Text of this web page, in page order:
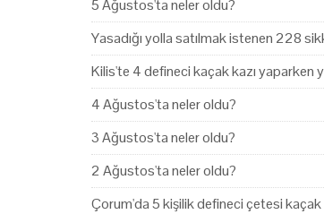
5 Ağustos'ta neler oldu?
Yasadığı yolla satılmak istenen 228
Kilis'te 4 defineci kaçak kazı yaparken
4 Ağustos'ta neler oldu?
3 Ağustos'ta neler oldu?
2 Ağustos'ta neler oldu?
Çorum'da 5 kişilik defineci çetesi kaçak